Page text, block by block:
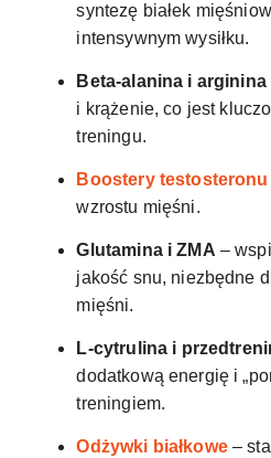
syntezę białek
intensywnym wysiłku.
Beta-alanina i arginina
i krążenie, co jest
treningu.
Boostery testosteronu
wzrostu mięśni.
Glutamina i ZMA –
jakość snu, niezbędne
mięśni.
L-cytrulina i
dodatkową energię i
treningiem.
Odżywki białkowe–